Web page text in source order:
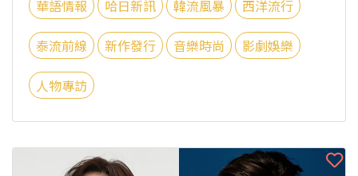
華語情報 哈日新訊 韓流風暴 西洋流行
泰流前線 新作發行 音樂時尚 影劇娛樂
人物專訪